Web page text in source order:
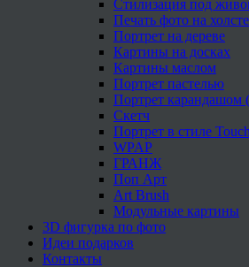
Стилизация под
Печать фото на
Портрет на дереве
Картины на досках
Картины маслом
Портрет пастелью
Портрет карандашом
Скетч
Портрет в стиле
WPAP
ГРАНЖ
Поп Арт
Art Brush
Модульные картины
3D фигурка по фото
Идеи подарков
Контакты